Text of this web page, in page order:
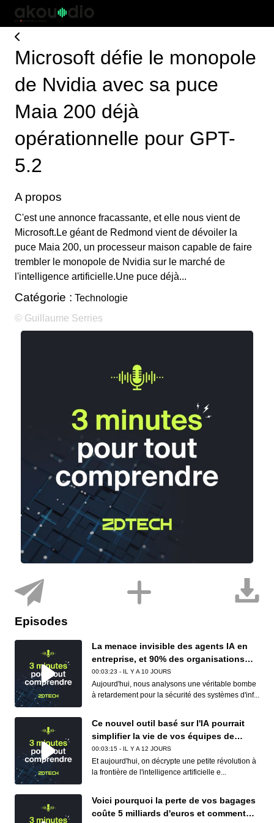
Microsoft défie le monopole
de Nvidia avec sa puce
Maia 200 déjà
opérationnelle pour GPT-
5.2
A propos
C'est une annonce fracassante, et elle nous vient de
Microsoft.Le géant de Redmond vient de dévoiler la
puce Maia 200, un processeur maison capable de faire
trembler le monopole de Nvidia sur le marché de
l'intelligence artificielle.Une puce déjà...
Catégorie : Technologie
© Guillaume Serries
Episodes
La menace invisible des agents IA en
entreprise, et 90% des organisations
sont concernées
00:03:23 - IL Y A 10 JOURS
Aujourd'hui, nous analysons une véritable bombe
à retardement pour la sécurité des systèmes d'inf...
Ce nouvel outil basé sur l'IA pourrait
simplifier la vie de vos équipes de
conformité (et de vos développeurs)
00:03:15 - IL Y A 12 JOURS
Et aujourd'hui, on décrypte une petite révolution à
la frontière de l'intelligence artificielle e...
Voici pourquoi la perte de vos bagages
coûte 5 milliards d'euros et comment